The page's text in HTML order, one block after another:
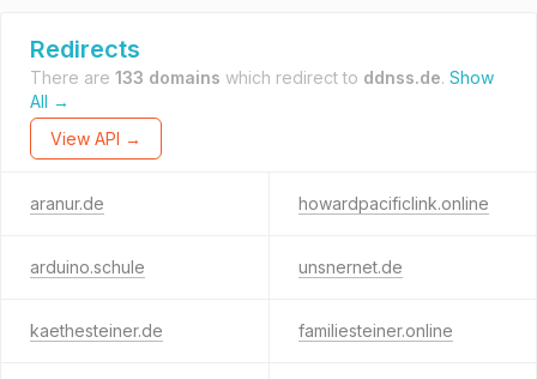
Redirects
There are 133 domains which redirect to ddnss.de. Show
All →
View API →
aranur.de howardpacificlink.online
arduino.schule unsnernet.de
kaethesteiner.de familiesteiner.online